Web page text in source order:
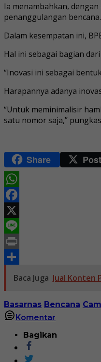
Ia menambahkan,
penanggulangan bencana.
Dalam kesempatan ini,
Hal ini sebagai bagian
“Inovasi ini sebagai
Harapannya adanya
“Untuk meminimalisir
satu nomor saja,”
Share Post
WhatsApp
Facebook
X
Line
Print
ShareBaca Juga Jual Konten
Basarnas Bencana
Komentar
Bagikan